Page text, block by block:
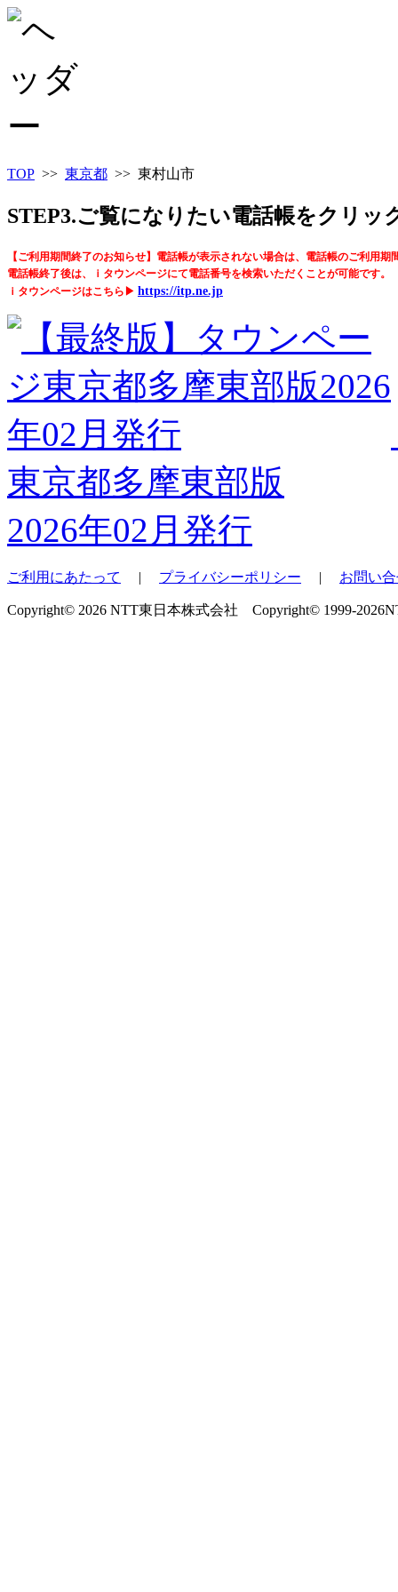
TOP >> 東京都 >> 東村山市
STEP3.ご覧になりたい電話帳をクリッ
【ご利用期間終了のお知らせ】電話帳が表示されない場合は、電話帳のご利用期
電話帳終了後は、ｉタウンページにて電話番号を検索いただくことが可能です。
ｉタウンページはこちら▶ https://itp.ne.jp
東京都多摩東部版
2026年02月発行
ご利用にあたって | プライバシーポリシー | お問い
Copyright© 2026 NTT東日本株式会社 Copyright© 1999-